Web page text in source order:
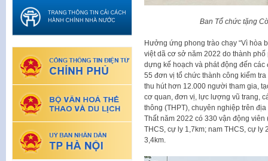
Ban Tổ chức tặng
Hưởng ứng phong trào chạy “Vì hòa
việt dã cơ sở năm 2022 do thành
dựng kế hoạch và phát động đến
55 đơn vị tổ chức thành công kiểm
thu hút hơn 12.000 người tham gia,
cơ quan, đơn vị, lực lượng vũ trang,
thông (THPT), chuyên nghiệp trên
Thất năm 2022 có 330 vận động
THCS, cự ly 1,7km; nam THCS, cự ly
3,4km.